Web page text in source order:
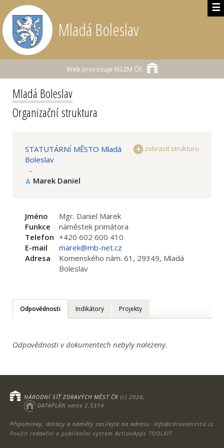
☰
Mladá Boleslav
Web provozuje NSZM ČR
Mladá Boleslav
Organizační struktura
zobrazit strukturu
STATUTÁRNÍ MĚSTO Mladá
Boleslav
-
Marek Daniel
Jméno
Mgr. Daniel Marek
Funkce
náměstek primátora
Telefon +420 602 600 410
E-mail
marek@mb-net.cz
Adresa
Komenského nám. 61, 29349, Mladá
Boleslav
Odpovědnosti Indikátory Projekty
Odpovědnosti v dokumentech nebyly nalezeny.
Připomínky, dotazy a náměty zasílejte na adresu: info@zdravamesta.cz
Použit redakční a publikační systém ActionApps TOOLKIT
NÁRODNÍ SÍŤ ZDRAVÝCH MĚST ČR (c) 2026;
DATAPLÁN verze 2.5314